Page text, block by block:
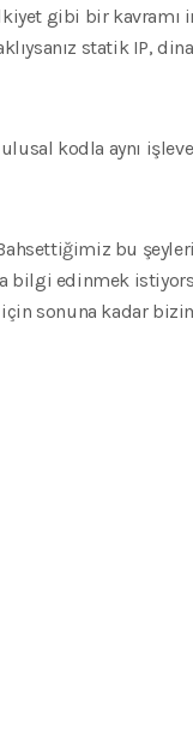
gibi bir
statik IP,
kodla aynı
bu
bilgi edinmek
sonuna kadar